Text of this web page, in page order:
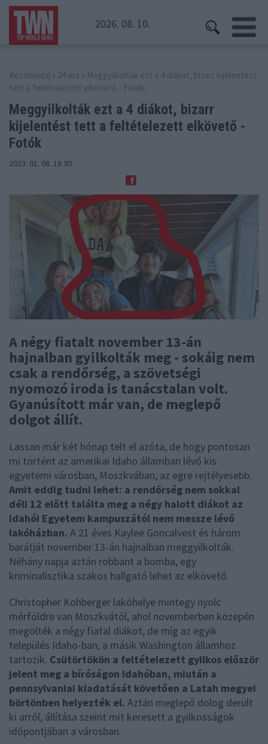
2026. 08. 10.
Kezdőoldal » 24 óra » Meggyilkolták ezt a 4 diákot, bizarr kijelentést
tett a feltételezett elkövető - Fotók
Meggyilkolták ezt a 4 diákot, bizarr
kijelentést tett a feltételezett elkövető -
Fotók
2023. 01. 08. 18:30
A négy fiatalt november 13-án
hajnalban gyilkolták meg - sokáig nem
csak a rendőrség, a szövetségi
nyomozó iroda is tanácstalan volt.
Gyanúsított már van, de meglepő
dolgot állít.
Lassan már két hónap telt el azóta, de hogy pontosan
mi történt az amerikai Idaho államban lévő kis
egyetemi városban, Moszkvában, az egre rejtélyesebb.
Amit eddig tudni lehet: a rendőrség nem sokkal
déli 12 előtt találta meg a négy halott diákot az
Idahói Egyetem kampuszától nem messze lévő
lakóházban. A 21 éves Kaylee Goncalvest és három
barátját november 13-án hajnalban meggyilkolták.
Néhány napja aztán robbant a bomba, egy
kriminalisztika szakos hallgató lehet az elkövető.
Christopher Kohberger lakóhelye mintegy nyolc
mérföldre van Moszkvától, ahol novemberben közepén
megölték a négy fiatal diákot, de míg az egyik
település Idaho-ban, a másik Washington államhoz
tartozik. Csütörtökön a feltételezett gyilkos először
jelent meg a bíróságon Idahóban, miután a
pennsylvaniai kiadatását követően a Latah megyei
börtönben helyezték el. Aztán meglepő dolog derült
ki arról, állítása szeint mit keresett a gyilkosságok
időpontjában a városban.